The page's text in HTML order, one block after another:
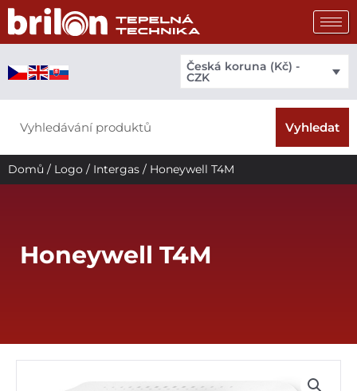
Přeskočit
obsah
Česká koruna (Kč) -
CZK
Vyhledat
Domů / Logo / Intergas / Honeywell T4M
Honeywell T4M